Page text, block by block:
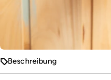
Beschreibung